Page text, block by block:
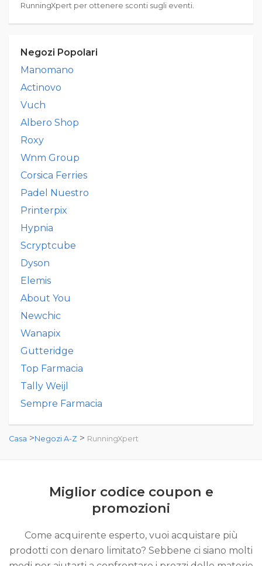
RunningXpert per ottenere sconti sugli eventi.
Negozi Popolari
Manomano
Actinovo
Vuch
Albero Shop
Roxy
Wnm Group
Corsica Ferries
Padel Nuestro
Printerpix
Hypnia
Scryptcube
Dyson
Elemis
About You
Newchic
Wanapix
Gutteridge
Top Farmacia
Tally Weijl
Sempre Farmacia
Casa >Negozi A-Z > RunningXpert
Miglior codice coupon e
promozioni
Come acquirente esperto, vuoi acquistare più
prodotti con denaro limitato? Sebbene ci siano molti